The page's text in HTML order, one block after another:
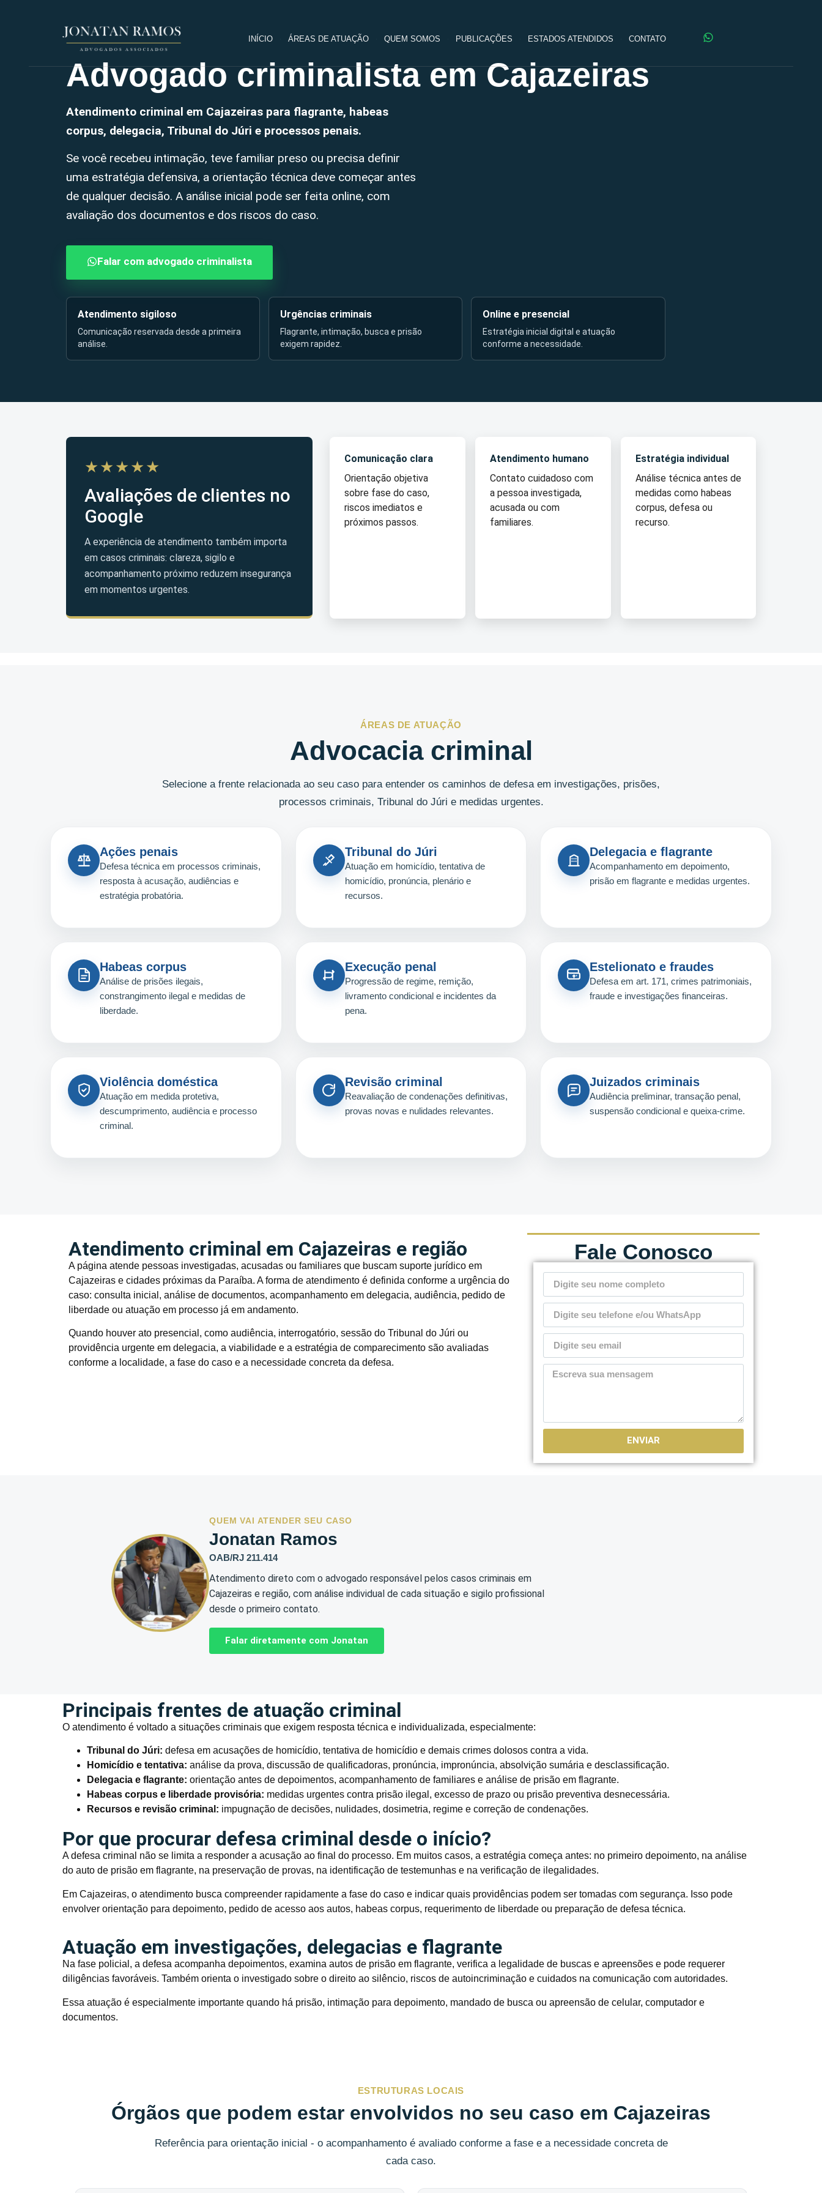
INÍCIO ÁREAS DE ATUAÇÃO QUEM SOMOS PUBLICAÇÕES ESTADOS ATENDIDOS CONTATO
Advogado criminalista em Cajazeiras
Atendimento criminal em Cajazeiras para flagrante, habeas
corpus, delegacia, Tribunal do Júri e processos penais.
Se você recebeu intimação, teve familiar preso ou precisa definir
uma estratégia defensiva, a orientação técnica deve começar antes
de qualquer decisão. A análise inicial pode ser feita online, com
avaliação dos documentos e dos riscos do caso.
Falar com advogado criminalista
Atendimento sigiloso
Comunicação reservada desde a primeira
análise.
Urgências criminais
Flagrante, intimação, busca e prisão
exigem rapidez.
Online e presencial
Estratégia inicial digital e atuação
conforme a necessidade.
★★★★★
Avaliações de clientes no
Google
A experiência de atendimento também importa
em casos criminais: clareza, sigilo e
acompanhamento próximo reduzem insegurança
em momentos urgentes.
Comunicação clara
Orientação objetiva
sobre fase do caso,
riscos imediatos e
próximos passos.
Atendimento humano
Contato cuidadoso com
a pessoa investigada,
acusada ou com
familiares.
Estratégia individual
Análise técnica antes de
medidas como habeas
corpus, defesa ou
recurso.
ÁREAS DE ATUAÇÃO
Advocacia criminal
Selecione a frente relacionada ao seu caso para entender os caminhos de defesa em investigações, prisões,
processos criminais, Tribunal do Júri e medidas urgentes.
Ações penais
Defesa técnica em processos criminais,
resposta à acusação, audiências e
estratégia probatória.
Tribunal do Júri
Atuação em homicídio, tentativa de
homicídio, pronúncia, plenário e
recursos.
Delegacia e flagrante
Acompanhamento em depoimento,
prisão em flagrante e medidas urgentes.
Habeas corpus
Análise de prisões ilegais,
constrangimento ilegal e medidas de
liberdade.
Execução penal
Progressão de regime, remição,
livramento condicional e incidentes da
pena.
Estelionato e fraudes
Defesa em art. 171, crimes patrimoniais,
fraude e investigações financeiras.
Violência doméstica
Atuação em medida protetiva,
descumprimento, audiência e processo
criminal.
Revisão criminal
Reavaliação de condenações definitivas,
provas novas e nulidades relevantes.
Juizados criminais
Audiência preliminar, transação penal,
suspensão condicional e queixa-crime.
Atendimento criminal em Cajazeiras e região
A página atende pessoas investigadas, acusadas ou familiares que buscam suporte jurídico em
Cajazeiras e cidades próximas da Paraíba. A forma de atendimento é definida conforme a urgência do
caso: consulta inicial, análise de documentos, acompanhamento em delegacia, audiência, pedido de
liberdade ou atuação em processo já em andamento.
Quando houver ato presencial, como audiência, interrogatório, sessão do Tribunal do Júri ou
providência urgente em delegacia, a viabilidade e a estratégia de comparecimento são avaliadas
conforme a localidade, a fase do caso e a necessidade concreta da defesa.
Fale Conosco
ENVIAR
QUEM VAI ATENDER SEU CASO
Jonatan Ramos
OAB/RJ 211.414
Atendimento direto com o advogado responsável pelos casos criminais em
Cajazeiras e região, com análise individual de cada situação e sigilo profissional
desde o primeiro contato.
Falar diretamente com Jonatan
Principais frentes de atuação criminal
O atendimento é voltado a situações criminais que exigem resposta técnica e individualizada, especialmente:
Tribunal do Júri: defesa em acusações de homicídio, tentativa de homicídio e demais crimes dolosos contra a vida.
Homicídio e tentativa: análise da prova, discussão de qualificadoras, pronúncia, impronúncia, absolvição sumária e desclassificação.
Delegacia e flagrante: orientação antes de depoimentos, acompanhamento de familiares e análise de prisão em flagrante.
Habeas corpus e liberdade provisória: medidas urgentes contra prisão ilegal, excesso de prazo ou prisão preventiva desnecessária.
Recursos e revisão criminal: impugnação de decisões, nulidades, dosimetria, regime e correção de condenações.
Por que procurar defesa criminal desde o início?
A defesa criminal não se limita a responder a acusação ao final do processo. Em muitos casos, a estratégia começa antes: no primeiro depoimento, na análise
do auto de prisão em flagrante, na preservação de provas, na identificação de testemunhas e na verificação de ilegalidades.
Em Cajazeiras, o atendimento busca compreender rapidamente a fase do caso e indicar quais providências podem ser tomadas com segurança. Isso pode
envolver orientação para depoimento, pedido de acesso aos autos, habeas corpus, requerimento de liberdade ou preparação de defesa técnica.
Atuação em investigações, delegacias e flagrante
Na fase policial, a defesa acompanha depoimentos, examina autos de prisão em flagrante, verifica a legalidade de buscas e apreensões e pode requerer
diligências favoráveis. Também orienta o investigado sobre o direito ao silêncio, riscos de autoincriminação e cuidados na comunicação com autoridades.
Essa atuação é especialmente importante quando há prisão, intimação para depoimento, mandado de busca ou apreensão de celular, computador e
documentos.
ESTRUTURAS LOCAIS
Órgãos que podem estar envolvidos no seu caso em Cajazeiras
Referência para orientação inicial - o acompanhamento é avaliado conforme a fase e a necessidade concreta de
cada caso.